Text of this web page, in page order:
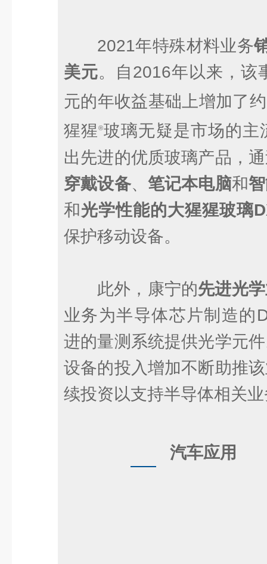
2021年特殊材料业务
美元。自2016年以来，该
元的年收益基础上增加了
猩猩®玻璃无疑是市场的主
出先进的优质玻璃产品，
穿戴设备、 笔记本电脑和
和光学性能的大猩猩玻璃
保护移动设备。
此外，康宁的先进光
业务为半导体芯片制造的
进的量测系统提供光学元
设备的投入增加不断助推
续投资以支持半导体相关
汽车应用